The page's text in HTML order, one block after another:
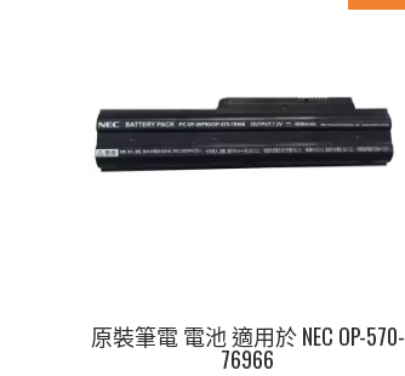
原裝筆電 電池 適用於 NEC OP-570-
76966